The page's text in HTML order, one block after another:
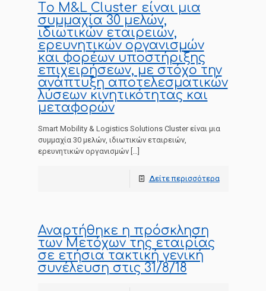
Tο M&L Cluster είναι μια
συμμαχία 30 μελών,
ιδιωτικών εταιρειών,
ερευνητικών οργανισμών
και φορέων υποστήριξης
επιχειρήσεων, με στόχο την
ανάπτυξη αποτελεσματικών
λύσεων κινητικότητας και
μεταφορών
Smart Mobility & Logistics Solutions Cluster είναι μια
συμμαχία 30 μελών, ιδιωτικών εταιρειών,
ερευνητικών οργανισμών[…]
Δείτε περισσότερα
Αναρτήθηκε η πρόσκληση
των Μετόχων της εταιρίας
σε ετήσια τακτική γενική
συνέλευση στις 31/8/18